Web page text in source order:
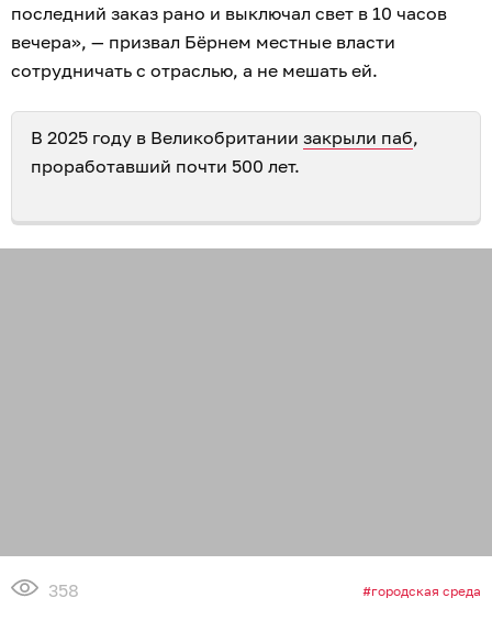
последний заказ рано и выключал свет в 10 часов
вечера», — призвал Бёрнем местные власти
сотрудничать с отраслью, а не мешать ей.
В 2025 году в Великобритании закрыли паб,
проработавший почти 500 лет.
358 городская среда